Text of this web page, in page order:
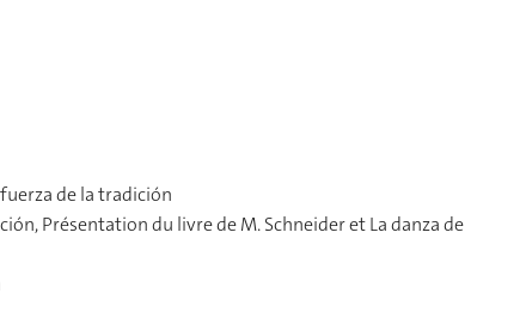
de la tradición
Présentation du livre de M. Schneider et La danza de